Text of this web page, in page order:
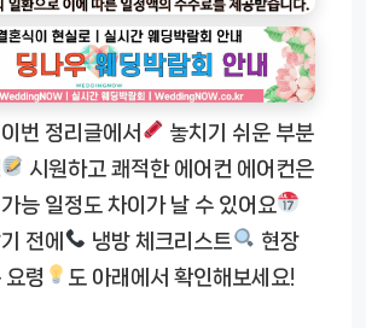
번 정리글에서
놓치기 쉬운 부분
시원하고 쾌적한 에어컨 에어컨은
능 일정도 차이가 날 수 있어요
전에
냉방 체크리스트
현장
요령
도 아래에서 확인해보세요!